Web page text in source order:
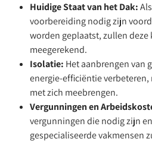
Huidige Staat van het Dak:
voorbereiding nodig zijn
worden geplaatst, zullen
meegerekend.
Isolatie: Het aanbrengen van
energie-efficiëntie verbeteren,
met zich meebrengen.
Vergunningen en
vergunningen die nodig zijn
gespecialiseerde vakmensen